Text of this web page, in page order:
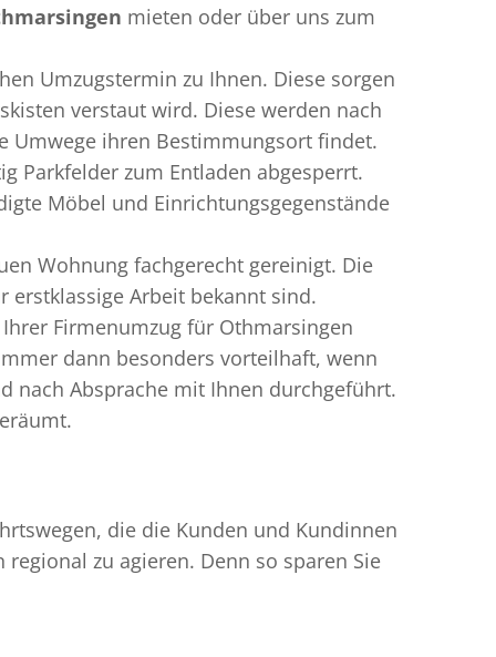
mieten oder über uns zum
Umzugstermin zu Ihnen. Diese sorgen
verstaut wird. Diese werden nach
Umwege ihren Bestimmungsort findet.
Parkfelder zum Entladen abgesperrt.
Möbel und Einrichtungsgegenstände
Wohnung fachgerecht gereinigt. Die
erstklassige Arbeit bekannt sind.
Firmenumzug für Othmarsingen
dann besonders vorteilhaft, wenn
nach Absprache mit Ihnen durchgeführt.
die die Kunden und Kundinnen
zu agieren. Denn so sparen Sie